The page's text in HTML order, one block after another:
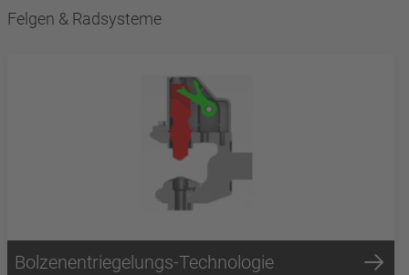
Felgen & Radsysteme
Bolzenentriegelungs-Technologie